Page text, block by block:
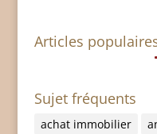
Articles
Sujet fréquents
achat immobilier